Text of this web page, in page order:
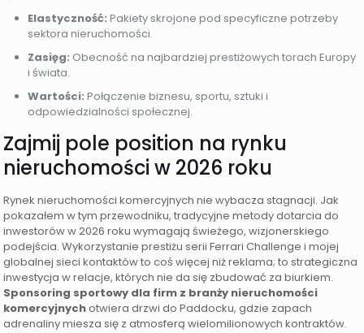
Elastyczność: Pakiety skrojone pod specyficzne potrzeby
sektora nieruchomości.
Zasięg: Obecność na najbardziej prestiżowych torach Europy
i świata.
Wartości: Połączenie biznesu, sportu, sztuki i
odpowiedzialności społecznej.
Zajmij pole position na rynku
nieruchomości w 2026 roku
Rynek nieruchomości komercyjnych nie wybacza stagnacji. Jak
pokazałem w tym przewodniku, tradycyjne metody dotarcia do
inwestorów w 2026 roku wymagają świeżego, wizjonerskiego
podejścia. Wykorzystanie prestiżu serii Ferrari Challenge i mojej
globalnej sieci kontaktów to coś więcej niż reklama; to strategiczna
inwestycja w relacje, których nie da się zbudować za biurkiem.
Sponsoring sportowy dla firm z branży nieruchomości
komercyjnychotwiera drzwi do Paddocku, gdzie zapach
adrenaliny miesza się z atmosferą wielomilionowych kontraktów.